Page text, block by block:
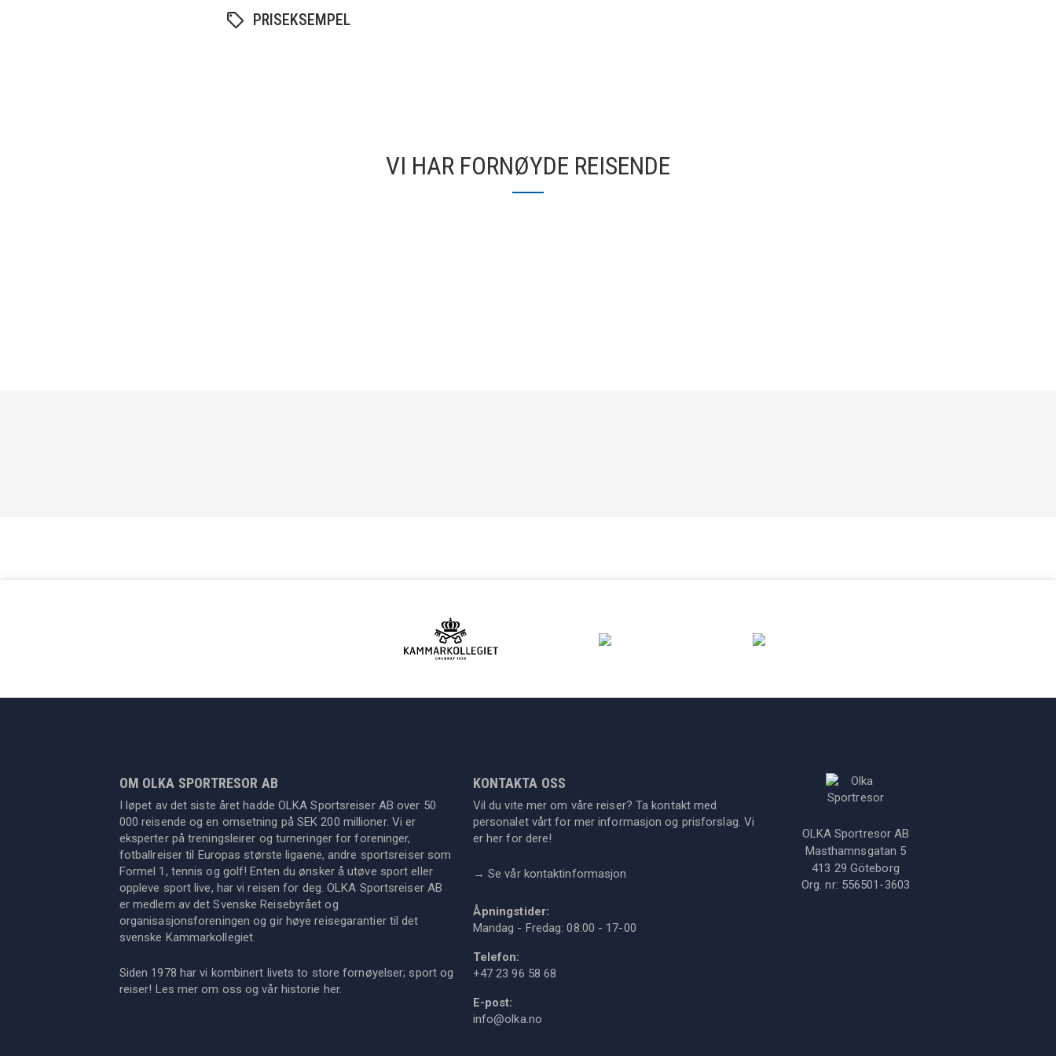
PRISEKSEMPEL
VI HAR FORNØYDE REISENDE
OM OLKA SPORTRESOR AB
I løpet av det siste året hadde OLKA Sportsreiser AB over 50
000 reisende og en omsetning på SEK 200 millioner. Vi er
eksperter på treningsleirer og turneringer for foreninger,
fotballreiser til Europas største ligaene, andre sportsreiser som
Formel 1, tennis og golf! Enten du ønsker å utøve sport eller
oppleve sport live, har vi reisen for deg. OLKA Sportsreiser AB
er medlem av det Svenske Reisebyrået og
organisasjonsforeningen og gir høye reisegarantier til det
svenske Kammarkollegiet.
Siden 1978 har vi kombinert livets to store fornøyelser; sport og
reiser! Les mer om oss og vår historie her.
KONTAKTA OSS
Vil du vite mer om våre reiser? Ta kontakt med
personalet vårt for mer informasjon og prisforslag. Vi
er her for dere!
→ Se vår kontaktinformasjon
Åpningstider:
Mandag - Fredag: 08:00 - 17-00
Telefon:
+47 23 96 58 68
E-post:
info@olka.no
OLKA Sportresor AB
Masthamnsgatan 5
413 29 Göteborg
Org. nr: 556501-3603